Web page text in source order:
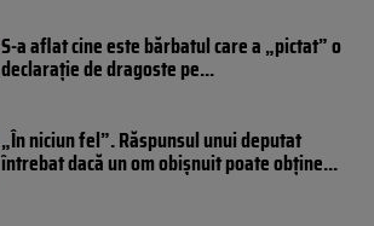
S-a aflat cine este bărbatul care a „pictat” o
declarație de dragoste pe...
„În niciun fel”. Răspunsul unui deputat
întrebat dacă un om obișnuit poate obține...